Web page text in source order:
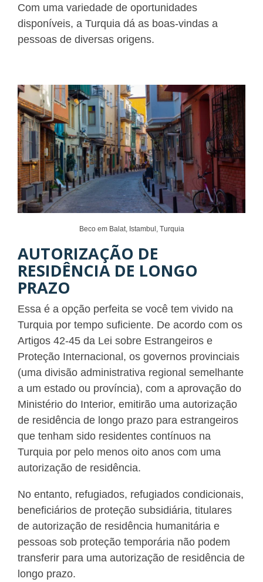
Com uma variedade de oportunidades
disponíveis, a Turquia dá as boas-vindas a
pessoas de diversas origens.
Beco em Balat, Istambul, Turquia
AUTORIZAÇÃO DE
RESIDÊNCIA DE LONGO
PRAZO
Essa é a opção perfeita se você tem vivido na
Turquia por tempo suficiente. De acordo com os
Artigos 42-45 da Lei sobre Estrangeiros e
Proteção Internacional, os governos provinciais
(uma divisão administrativa regional semelhante
a um estado ou província), com a aprovação do
Ministério do Interior, emitirão uma autorização
de residência de longo prazo para estrangeiros
que tenham sido residentes contínuos na
Turquia por pelo menos oito anos com uma
autorização de residência.
No entanto, refugiados, refugiados condicionais,
beneficiários de proteção subsidiária, titulares
de autorização de residência humanitária e
pessoas sob proteção temporária não podem
transferir para uma autorização de residência de
longo prazo.